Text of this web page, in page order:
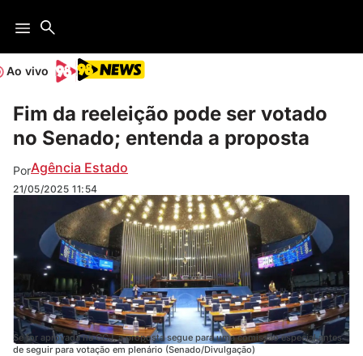
Ao vivo
Fim da reeleição pode ser votado
no Senado; entenda a proposta
PorAgência Estado
21/05/2025 11:54
Se for aprovada na CCJ, a proposta segue para uma comissão especial antes
de seguir para votação em plenário (Senado/Divulgação)